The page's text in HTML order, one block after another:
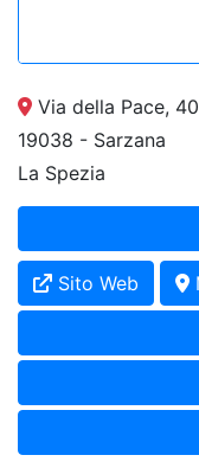
Via della Pace, 40
19038 - Sarzana
La Spezia
Sito Web